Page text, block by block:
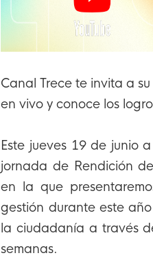
Canal Trece te invita a
en vivo y conoce los
Este jueves 19 de junio
jornada de Rendición
en la que
gestión durante este
la ciudadanía a través
semanas.